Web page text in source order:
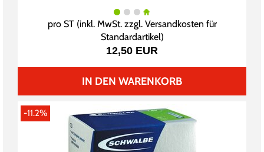
pro ST (inkl. MwSt. zzgl. Versandkosten für
Standardartikel)
12,50 EUR
IN DEN WARENKORB
-11.2%